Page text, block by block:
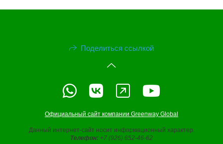
Поделиться ссылкой
Официальный сайт компании Greenway Global
Данный интернет-сайт носит информационный характер.
Телефон: +7 (926) 652-46-62